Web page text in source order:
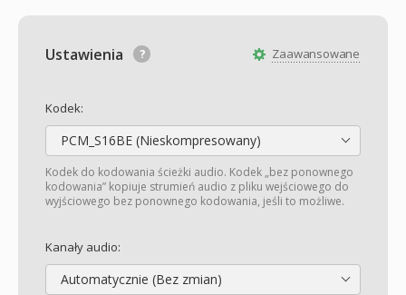
Zaawansowane
Ustawienia
Kodek:
PCM_S16BE (Nieskompresowany)
Kodek do kodowania ścieżki audio. Kodek „bez ponownego
kodowania” kopiuje strumień audio z pliku wejściowego do
wyjściowego bez ponownego kodowania, jeśli to możliwe.
Kanały audio:
Automatycznie (Bez zmian)